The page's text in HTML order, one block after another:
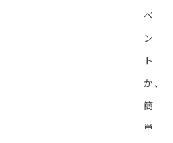
ベ
ン
ト
か、
簡
単